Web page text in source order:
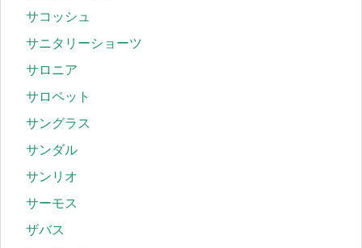
サコッシュ
サニタリーショーツ
サロニア
サロペット
サングラス
サンダル
サンリオ
サーモス
ザバス